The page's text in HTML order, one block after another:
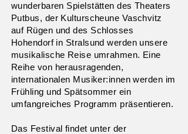
wunderbaren Spielstätten des Theaters
Putbus, der Kulturscheune Vaschvitz
auf Rügen und des Schlosses
Hohendorf in Stralsund werden unsere
musikalische Reise umrahmen. Eine
Reihe von herausragenden,
internationalen Musiker:innen werden im
Frühling und Spätsommer ein
umfangreiches Programm präsentieren.
Das Festival findet unter der